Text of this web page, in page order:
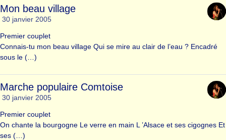
Mon beau village
30 janvier 2005
Premier couplet
Connais-tu mon beau village Qui se mire au clair de l’eau ? Encadré
sous le (…)
Marche populaire Comtoise
30 janvier 2005
Premier couplet
On chante la bourgogne Le verre en main L ’Alsace et ses cigognes Et
ses (…)